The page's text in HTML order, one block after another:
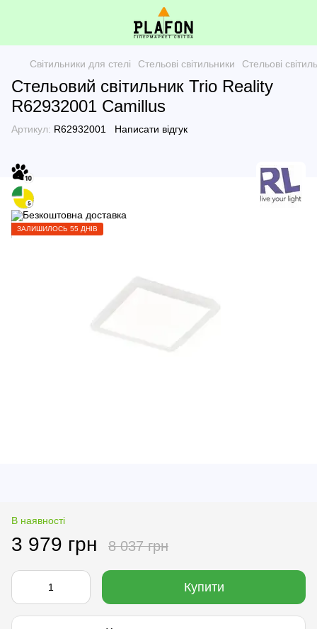
Світильники для стелі Стельові світильники Стельові
Стельовий світильник Trio Reality
R62932001 Camillus
Артикул: R62932001 Написати відгук
ЗАЛИШИЛОСЬ 55 ДНІВ
В наявності
3 979 грн 8 037 грн
Купити